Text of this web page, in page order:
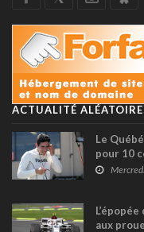
ACTUALITÉ ALÉATOIRE
Le
pour 10
aux